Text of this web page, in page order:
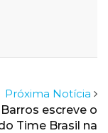
Próxima Notícia
escreve o
Time Brasil na